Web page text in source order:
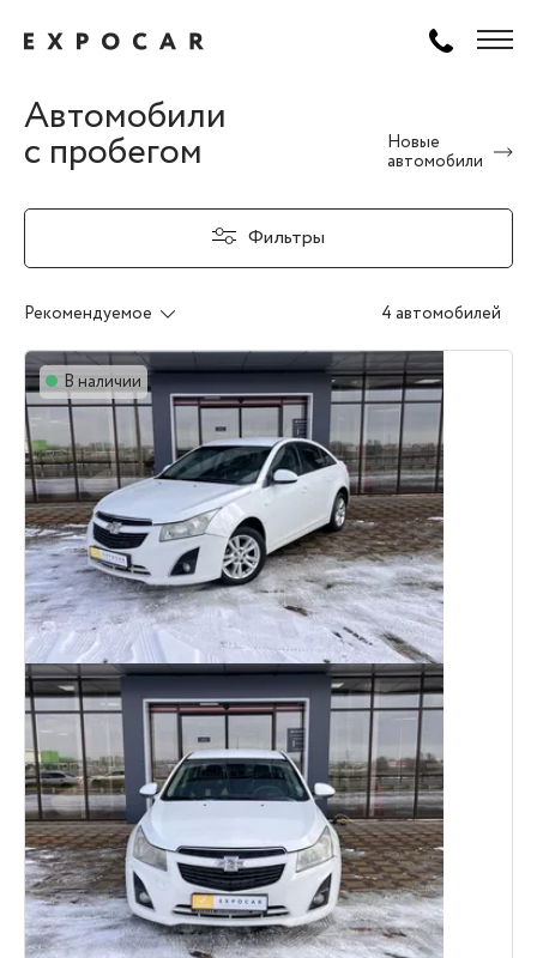
Автомобили
с пробегом
Новые
автомобили
Фильтры
Рекомендуемое 4 автомобилей
В наличии